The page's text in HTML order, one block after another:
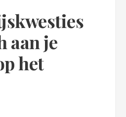
aan je
het